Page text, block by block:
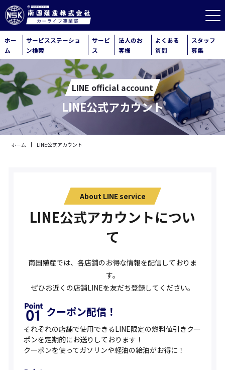
ホー
ム
サービスステーショ
ン検索
サービ
ス
法人のお
客様
よくある
質問
スタッフ
募集
LINE official account
LINE公式アカウント
ホーム LINE公式アカウント
About LINE service
LINE公式アカウントについ
て
南国殖産では、各店舗のお得な情報を配信しておりま
す。
ぜひお近くの店舗LINEを友だち登録してください。
クーポン配信！
それぞれの店舗で使用できるLINE限定の燃料値引きクー
ポンを定期的にお送りしております！
クーポンを使ってガソリンや軽油の給油がお得に！